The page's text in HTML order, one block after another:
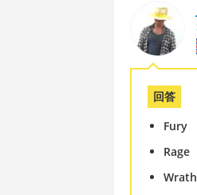
回答
Fury
Rage
Wrath